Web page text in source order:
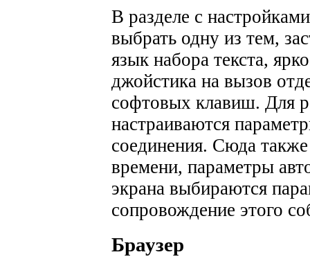
В разделе с
выбрать одну из тем,
язык набора текста,
джойстика на вызов
софтовых клавиш. Для
настраиваются
соединения. Сюда
времени, параметры
экрана выбираются
сопровождение этого
Браузер